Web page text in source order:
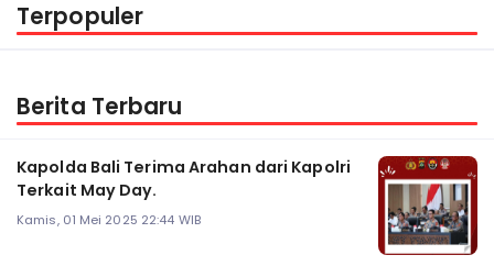
Terpopuler
Berita Terbaru
Kapolda Bali Terima Arahan dari Kapolri
Terkait May Day.
Kamis, 01 Mei 2025 22:44 WIB